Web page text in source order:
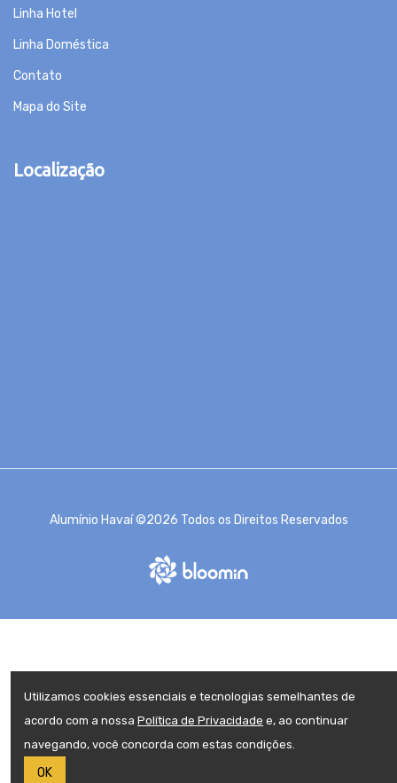
Linha Hotel
Linha Doméstica
Contato
Mapa do Site
Localização
Alumínio Havaí ©2026 Todos os Direitos Reservados
Utilizamos cookies essenciais e tecnologias semelhantes de
acordo com a nossaPolítica de Privacidade e, ao continuar
navegando, você concorda com estas condições.
OK